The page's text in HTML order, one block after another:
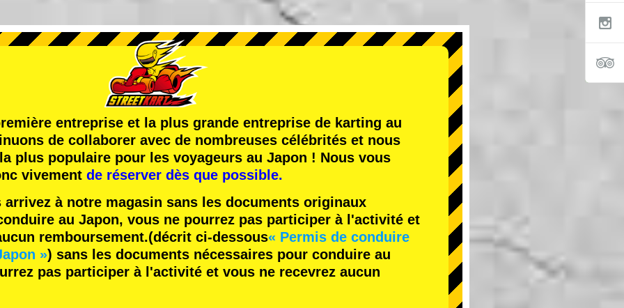
entreprise et la plus grande entreprise de karting au
de collaborer avec de nombreuses célébrités et nous
plus populaire pour les voyageurs au Japon ! Nous vous
vivement de réserver dès que possible.
à notre magasin sans les documents originaux
au Japon, vous ne pourrez pas participer à l'activité et
remboursement.(décrit ci-dessous« Permis de conduire
») sans les documents nécessaires pour conduire au
pas participer à l'activité et vous ne recevrez aucun